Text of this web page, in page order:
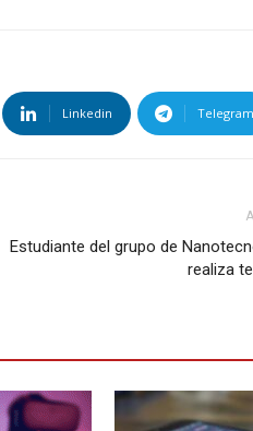
Linkedin Telegram
Estudiante del grupo de
realiza